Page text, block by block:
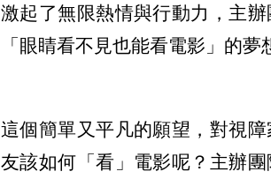
激起了無限熱情與行動力，主
「眼睛看不見也能看電影」的夢
這個簡單又平凡的願望，對視
友該如何「看」電影呢？主辦